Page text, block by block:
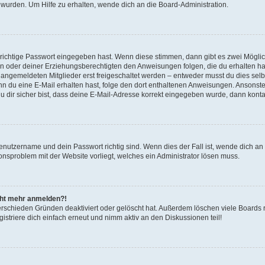
Um Hilfe zu erhalten, wende dich an die Board-Administration.
Passwort eingegeben hast. Wenn diese stimmen, dann gibt es zwei
oder deiner Erziehungsberechtigten den Anweisungen folgen, die du erhalten
Mitglieder erst freigeschaltet werden – entweder musst du dies
du eine E-Mail erhalten hast, folge den dort enthaltenen Anweisungen.
dir sicher bist, dass deine E-Mail-Adresse korrekt eingegeben wurde, dann
und dein Passwort richtig sind. Wenn dies der Fall ist, wende dich
mit der Website vorliegt, welches ein Administrator lösen muss.
mehr anmelden?!
Gründen deaktiviert oder gelöscht hat. Außerdem löschen viele
dich einfach erneut und nimm aktiv an den Diskussionen teil!